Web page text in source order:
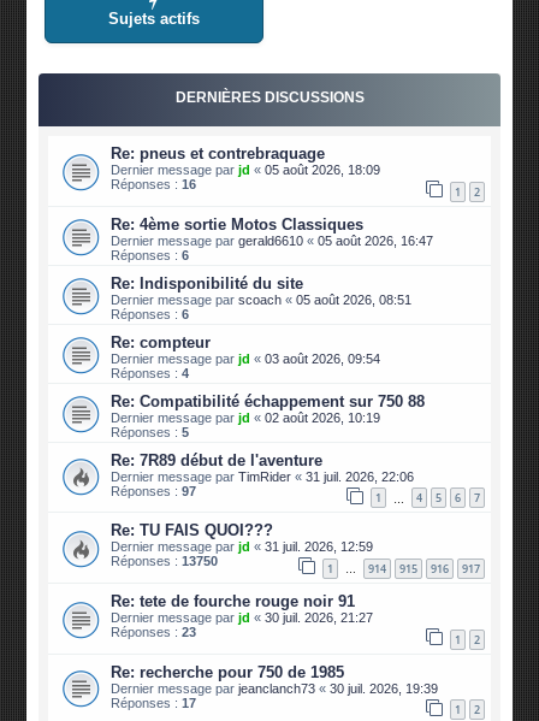
Sujets actifs
DERNIÈRES DISCUSSIONS
Re: pneus et contrebraquage
Dernier message parjd «05 août 2026, 18:09
Réponses :16 1 2
Re: 4ème sortie Motos Classiques
Dernier message pargerald6610 «05 août 2026, 16:47
Réponses :6
Re: Indisponibilité du site
Dernier message parscoach «05 août 2026, 08:51
Réponses :6
Re: compteur
Dernier message parjd «03 août 2026, 09:54
Réponses :4
Re: Compatibilité échappement sur 750 88
Dernier message parjd «02 août 2026, 10:19
Réponses :5
Re: 7R89 début de l'aventure
Dernier message parTimRider «31 juil. 2026, 22:06
Réponses :97 1 4 5 6 7
Re: TU FAIS QUOI???
Dernier message parjd «31 juil. 2026, 12:59
Réponses :13750 1 … 914 915 916 917
Re: tete de fourche rouge noir 91
Dernier message parjd «30 juil. 2026, 21:27
Réponses :23 1 2
Re: recherche pour 750 de 1985
Dernier message parjeanclanch73 «30 juil. 2026, 19:39
Réponses :17 1 2